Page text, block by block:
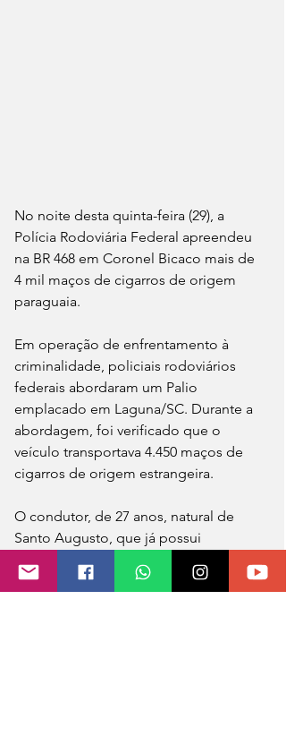
No noite desta quinta-feira (29), a
Polícia Rodoviária Federal apreendeu
na BR 468 em Coronel Bicaco mais de
4 mil maços de cigarros de origem
paraguaia.
Em operação de enfrentamento à
criminalidade, policiais rodoviários
federais abordaram um Palio
emplacado em Laguna/SC. Durante a
abordagem, foi verificado que o
veículo transportava 4.450 maços de
cigarros de origem estrangeira.
O condutor, de 27 anos, natural de
Santo Augusto, que já possui
drogas e adulteração de sinal